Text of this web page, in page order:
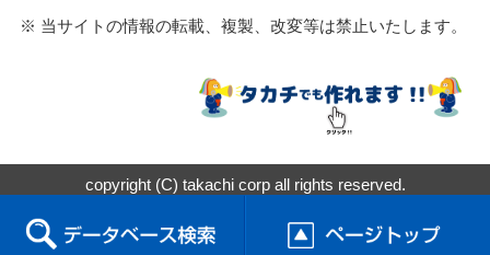
※ 当サイトの情報の転載、複製、改変等は禁止いたします。
copyright (C) takachi corp all rights reserved.